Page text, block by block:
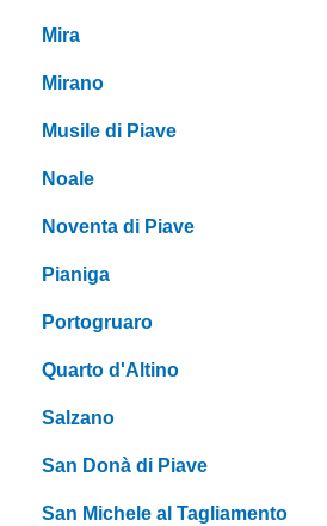
Mira
Mirano
Musile di Piave
Noale
Noventa di Piave
Pianiga
Portogruaro
Quarto d'Altino
Salzano
San Donà di Piave
San Michele al Tagliamento